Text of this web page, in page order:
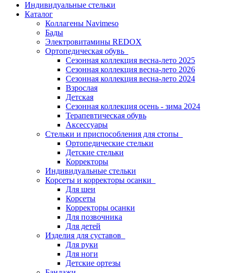
Индивидуальные стельки
Каталог
Коллагены Navimeso
Бады
Электровитамины REDOX
Ортопедическая обувь
Сезонная коллекция весна-лето 2025
Сезонная коллекция весна-лето 2026
Сезонная коллекция весна-лето 2024
Взрослая
Детская
Сезонная коллекция осень - зима 2024
Терапевтическая обувь
Аксессуары
Стельки и приспособления для стопы
Ортопедические стельки
Детские стельки
Корректоры
Индивидуальные стельки
Корсеты и корректоры осанки
Для шеи
Корсеты
Корректоры осанки
Для позвочника
Для детей
Изделия для суставов
Для руки
Для ноги
Детские ортезы